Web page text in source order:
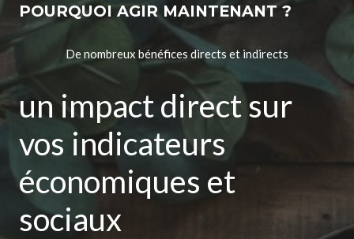
POURQUOI AGIR MAINTENANT ?
De nombreux bénéfices directs et indirects
un impact direct sur
vos indicateurs
économiques et
sociaux